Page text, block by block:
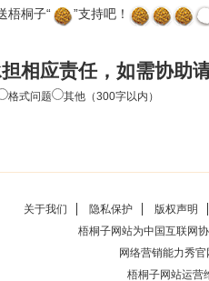
梧桐子“ ”支持吧！
相应责任，如需协助
格式问题 其他（300字以内）
关于我们 隐私保护
版权声明
梧桐子网站为中国互联网
网络营销能力秀官
梧桐子网站运营